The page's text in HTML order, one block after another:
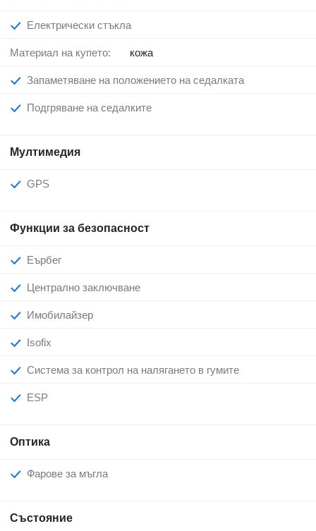
Електрически стъкла
Материал на купето: кожа
Запаметяване на положението на седалката
Подгряване на седалките
Мултимедия
GPS
Функции за безопасност
Еърбег
Централно заключване
Имобилайзер
Isofix
Система за контрол на налягането в гумите
ESP
Оптика
Фарове за мъгла
Състояние